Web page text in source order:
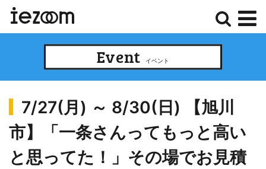
ュ
Event イベント
7/27(月) ～ 8/30(日) 【旭川
市】「一条さんってもっと高い
と思ってた！」その場でお見積